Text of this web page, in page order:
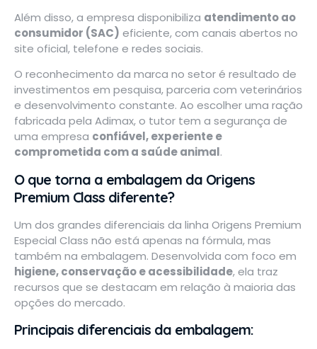
Além disso, a empresa disponibiliza atendimento ao
consumidor (SAC) eficiente, com canais abertos no
site oficial, telefone e redes sociais.
O reconhecimento da marca no setor é resultado de
investimentos em pesquisa, parceria com veterinários
e desenvolvimento constante. Ao escolher uma ração
fabricada pela Adimax, o tutor tem a segurança de
uma empresa confiável, experiente e
comprometida com a saúde animal.
O que torna a embalagem da Origens
Premium Class diferente?
Um dos grandes diferenciais da linha Origens Premium
Especial Class não está apenas na fórmula, mas
também na embalagem. Desenvolvida com foco em
higiene, conservação e acessibilidade, ela traz
recursos que se destacam em relação à maioria das
opções do mercado.
Principais diferenciais da embalagem: